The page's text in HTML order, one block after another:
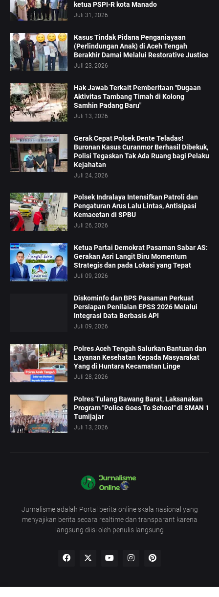
ketua PSPI-R kota Manado
Juli 31, 2026
Kasus Tindak Pidana Penganiayaan
(Perlindungan Anak) di Aceh Tengah
Berakhir Damai Melalui Restorative Justice
Juli 23, 2026
Hak Jawab Terkait Pemberitaan "Dugaan
Aktivitas Tambang Timah di Kolong
Samhin Padang Baru"
Juli 13, 2026
Gerak Cepat Polsek Dente Teladas!
Buronan Kasus Curanmor Berhasil Dibekuk,
Polisi Tegaskan Tak Ada Ruang bagi Pelaku
Kejahatan
Juli 24, 2026
Polsek Indralaya Intensifkan Patroli dan
Pengaturan Arus Lalu Lintas, Antisipasi
Kemacetan di SPBU
Juli 26, 2026
Ketua Partai Demokrat Pasaman Sabar AS:
Gerakan Asri Langit Biru Momentum
Strategis dan pada Lokasi yang Tepat
Juli 09, 2026
Diskominfo dan BPS Pasaman Perkuat
Persiapan Penilaian EPSS 2026 Melalui
Integrasi Data Berbasis API
Juli 09, 2026
Polres Aceh Tengah Salurkan Bantuan dan
Layanan Kesehatan Kepada Masyarakat
Yang di Huntara Kecamatan Linge
Juli 28, 2026
Polres Tulang Bawang Barat, Laksanakan
Program "Police Goes To School" di SMAN 1
Tumijajar
Juli 13, 2026
Jurnalisme adalah Portal berita online skala nasional yang
menyajikan berita secara realtime dan transparant karena
langsung diisi oleh penulis langsung